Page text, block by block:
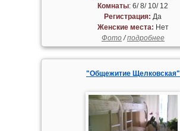
Комнаты: 6/ 8/ 10/ 12
Регистрация: Да
Женские места: Нет
Фото/подробнее
"Общежитие Щелковская"